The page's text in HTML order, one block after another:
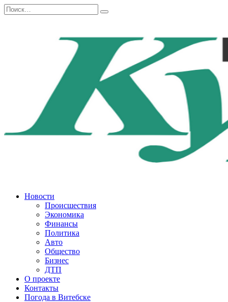
Перейти
к
Search
for:
Новости
Происшествия
Экономика
Финансы
Политика
Авто
Общество
Бизнес
ДТП
О проекте
Контакты
Погода в Витебске